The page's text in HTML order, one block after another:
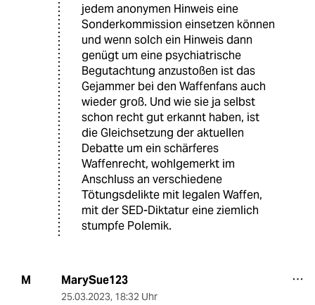
jedem anonymen Hinweis eine
Sonderkommission einsetzen können
und wenn solch ein Hinweis dann
genügt um eine psychiatrische
Begutachtung anzustoßen ist das
Gejammer bei den Waffenfans auch
wieder groß. Und wie sie ja selbst
schon recht gut erkannt haben, ist
die Gleichsetzung der aktuellen
Debatte um ein schärferes
Waffenrecht, wohlgemerkt im
Anschluss an verschiedene
Tötungsdelikte mit legalen Waffen,
mit der SED-Diktatur eine ziemlich
stumpfe Polemik.
M MarySue123
25.03.2023, 18:32 Uhr